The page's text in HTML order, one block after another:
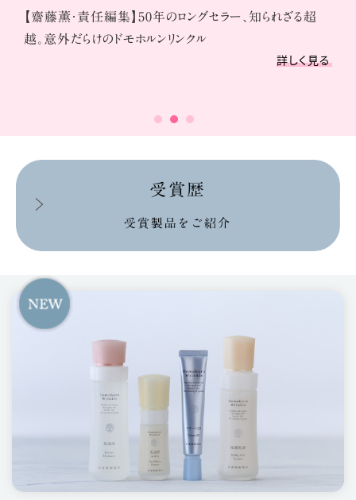
【齋藤薫・責任編集】50年のロングセラー、知られざる超
越。意外だらけのドモホルンリンクル
詳しく見る